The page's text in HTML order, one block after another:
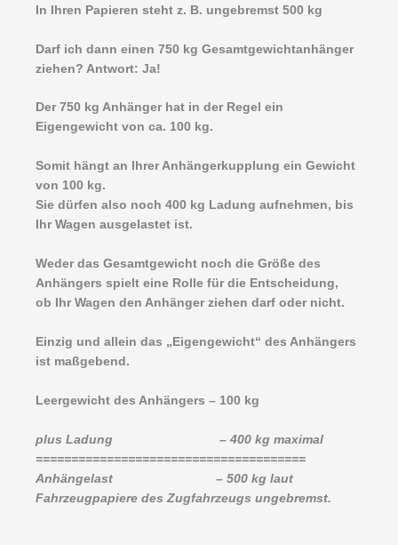
In Ihren Papieren steht z. B. ungebremst 500 kg
Darf ich dann einen 750 kg Gesamtgewichtanhänger
ziehen? Antwort: Ja!
Der 750 kg Anhänger hat in der Regel ein
Eigengewicht von ca. 100 kg.
Somit hängt an Ihrer Anhängerkupplung ein Gewicht
von 100 kg.
Sie dürfen also noch 400 kg Ladung aufnehmen, bis
Ihr Wagen ausgelastet ist.
Weder das Gesamtgewicht noch die Größe des
Anhängers spielt eine Rolle für die Entscheidung,
ob Ihr Wagen den Anhänger ziehen darf oder nicht.
Einzig und allein das „Eigengewicht“ des Anhängers
ist maßgebend.
Leergewicht des Anhängers – 100 kg
plus Ladung – 400 kg maximal
======================================
Anhängelast – 500 kg laut
Fahrzeugpapiere des Zugfahrzeugs ungebremst.